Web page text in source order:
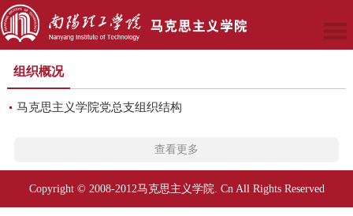
组织概况
马克思主义学院党总支组织结构
查看更多
Copyright © 2008-2012马克思主义学院. Cn All Rights Reserved